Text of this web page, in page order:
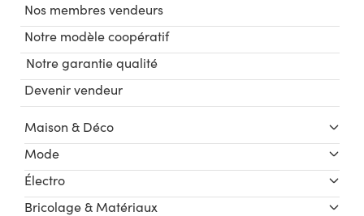
Nos membres vendeurs
Notre modèle coopératif
Notre garantie qualité
Devenir vendeur
Maison & Déco
Mode
Électro
Bricolage & Matériaux